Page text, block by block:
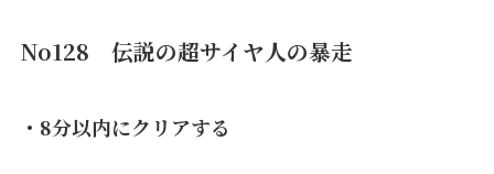
No128 伝説の超サイヤ人の暴走
・8分以内にクリアする